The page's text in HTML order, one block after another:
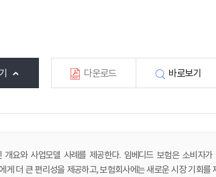
다운로드 바로보기
와 사업모델 사례를 제공한다. 임베디드 보험은 소비자가
더 큰 편리성을 제공하고, 보험회사에는 새로운 시장 기회를